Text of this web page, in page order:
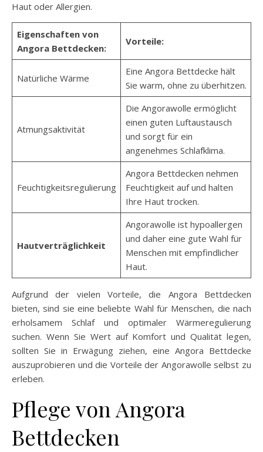
Haut oder Allergien.
Eigenschaften von
Angora Bettdecken:
Vorteile:
Natürliche Wärme
Eine Angora Bettdecke hält
Sie warm, ohne zu überhitzen.
Atmungsaktivität
Die Angorawolle ermöglicht
einen guten Luftaustausch
und sorgt für ein
angenehmes Schlafklima.
Feuchtigkeitsregulierung
Angora Bettdecken nehmen
Feuchtigkeit auf und halten
Ihre Haut trocken.
Hautverträglichkeit
Angorawolle ist hypoallergen
und daher eine gute Wahl für
Menschen mit empfindlicher
Haut.
Aufgrund der vielen Vorteile, die Angora Bettdecken
bieten, sind sie eine beliebte Wahl für Menschen, die nach
erholsamem Schlaf und optimaler Wärmeregulierung
suchen. Wenn Sie Wert auf Komfort und Qualität legen,
sollten Sie in Erwägung ziehen, eine Angora Bettdecke
auszuprobieren und die Vorteile der Angorawolle selbst zu
erleben.
Pflege von Angora
Bettdecken